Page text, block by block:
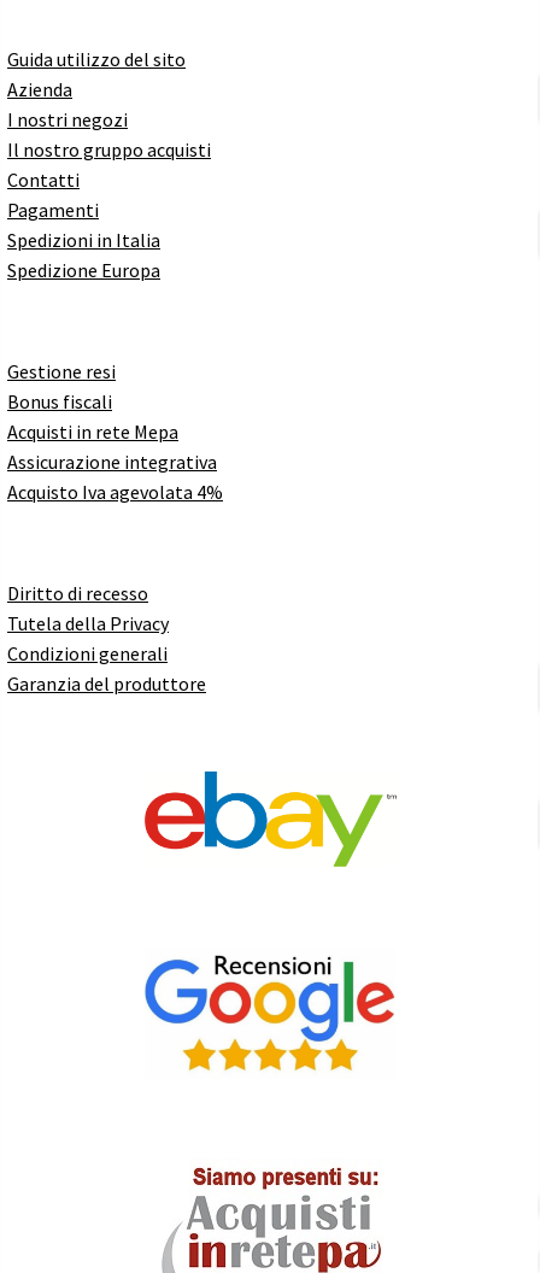
Guida utilizzo del sito
Azienda
I nostri negozi
Il nostro gruppo acquisti
Contatti
Pagamenti
Spedizioni in Italia
Spedizione Europa
Gestione resi
Bonus fiscali
Acquisti in rete Mepa
Assicurazione integrativa
Acquisto Iva agevolata 4%
Diritto di recesso
Tutela della Privacy
Condizioni generali
Garanzia del produttore